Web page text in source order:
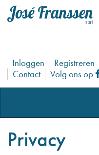
Inloggen Registreren
Contact
Volg ons op
Privacy